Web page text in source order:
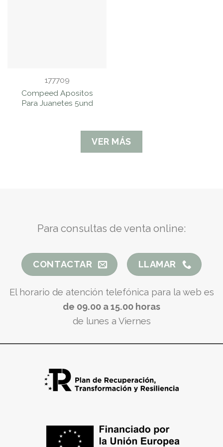
177709
Compeed Apositos
Para Juanetes 5und
VER MÁS
Para consultas de venta online:
CONTACTAR LLAMAR
El horario de atención telefónica para la web es
de 09.00 a 15.00 horas
de lunes a Viernes